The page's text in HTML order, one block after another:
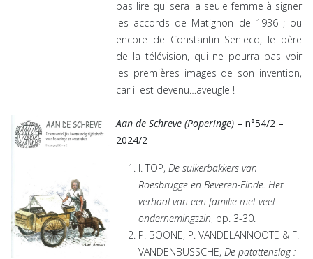
pas lire qui sera la seule femme à signer
les accords de Matignon de 1936 ; ou
encore de Constantin Senlecq, le père
de la télévision, qui ne pourra pas voir
les premières images de son invention,
car il est devenu…aveugle !
Aan de Schreve (Poperinge) – n°54/2 –
2024/2
I. TOP, De suikerbakkers van
Roesbrugge en Beveren-Einde. Het
verhaal van een familie met veel
ondernemingszin, pp. 3-30.
P. BOONE, P. VANDELANNOOTE & F.
VANDENBUSSCHE, De patattenslag :